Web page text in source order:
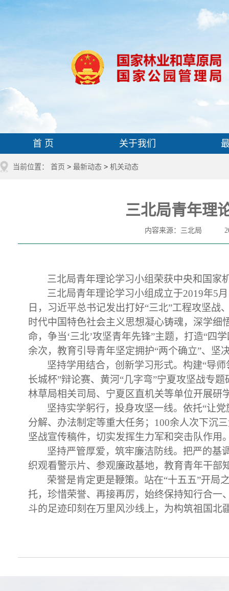
首 页 关于我们
当前位置： 首页 > 最新动态 > 机关动态
三北局青年理
内容来源：三北局
三北局青年理论学习小组荣获中央和国家
三北局青年理论学习小组成立于2019年5
日，习近平总书记发出打好“三北”工程攻坚
时代中国特色社会主义思想凝心铸魂，深学细
命，争当‘三北’攻坚青年先锋”主题，打造“四
余次，教育引导青年坚定拥护“两个确立”、坚
坚持学用结合，创新学习形式。构建“导
长城杯”辩论赛、黄河“几字弯”宁夏攻坚战专
林草局相关司局、宁夏区直机关等单位开展研
坚持实学躬行，投身攻坚一线。 依托“让
分解、办法制定等重大任务；100余人次下沉
坚战宣传稿件，切实发挥生力军和突击队作用
坚持严管厚爱，筑牢廉洁防线。把严的基
织观看警示片、参观廉政基地，教育青年干部
荣誉是肯定更是鞭策。站在“十五五”开局
托，珍惜荣誉、再接再厉，始终保持知行合一
斗的足迹印刻在万里风沙线上，为构筑祖国